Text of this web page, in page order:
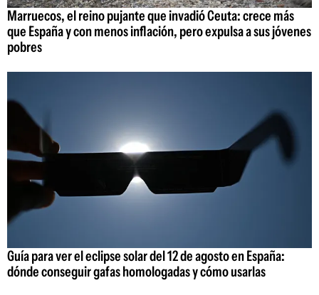
Marruecos, el reino pujante que invadió Ceuta: crece más
que España y con menos inflación, pero expulsa a sus jóvenes
pobres
Guía para ver el eclipse solar del 12 de agosto en España:
dónde conseguir gafas homologadas y cómo usarlas